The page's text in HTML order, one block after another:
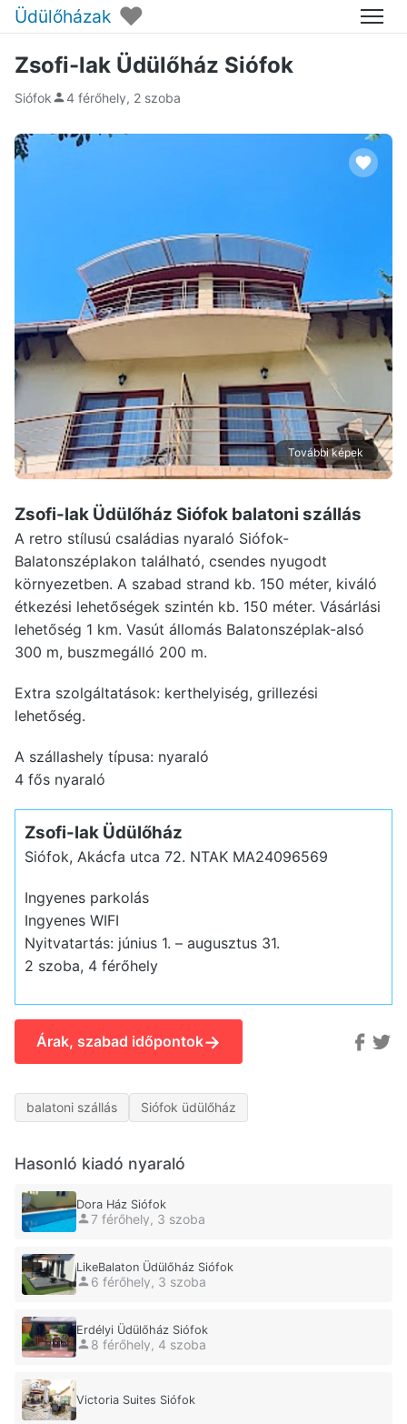
Üdülőházak ♥ Menü
Zsofi-lak Üdülőház Siófok
Siófok 4 férőhely, 2 szoba
További képek
Zsofi-lak Üdülőház Siófok balatoni szállás
A retro stílusú családias nyaraló Siófok-
Balatonszéplakon található, csendes nyugodt
környezetben. A szabad strand kb. 150 méter, kiváló
étkezési lehetőségek szintén kb. 150 méter. Vásárlási
lehetőség 1 km. Vasút állomás Balatonszéplak-alsó
300 m, buszmegálló 200 m.
Extra szolgáltatások: kerthelyiség, grillezési
lehetőség.
A szállashely típusa: nyaraló
4 fős nyaraló
Zsofi-lak Üdülőház
Siófok, Akácfa utca 72. NTAK MA24096569
Ingyenes parkolás
Ingyenes WIFI
Nyitvatartás: június 1. – augusztus 31.
2 szoba, 4 férőhely
Árak, szabad időpontok→
balatoni szállás Siófok üdülőház
Hasonló kiadó nyaraló
Dora Ház Siófok
7 férőhely, 3 szoba
LikeBalaton Üdülőház Siófok
6 férőhely, 3 szoba
Erdélyi Üdülőház Siófok
8 férőhely, 4 szoba
Victoria Suites Siófok